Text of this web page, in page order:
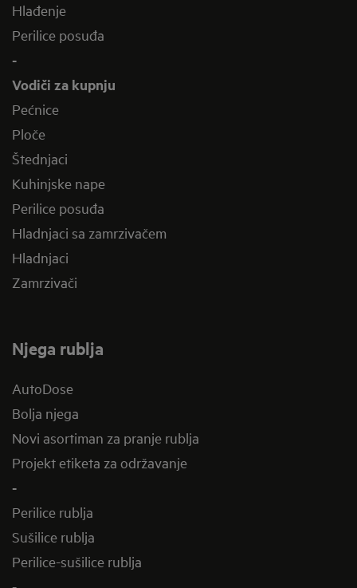
Hlađenje
Perilice posuđa
-
Vodiči za kupnju
Pećnice
Ploče
Štednjaci
Kuhinjske nape
Perilice posuđa
Hladnjaci sa zamrzivačem
Hladnjaci
Zamrzivači
Njega rublja
AutoDose
Bolja njega
Novi asortiman za pranje rublja
Projekt etiketa za održavanje
-
Perilice rublja
Sušilice rublja
Perilice-sušilice rublja